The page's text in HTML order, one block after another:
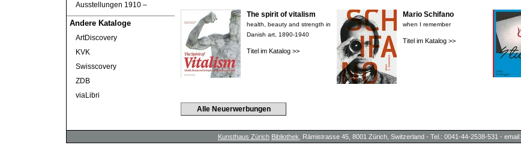
Ausstellungen 1910 ‒
Andere Kataloge
ArtDiscovery
KVK
Swisscovery
ZDB
viaLibri
The spirit of vitalism
health, beauty and strength in
Danish art, 1890-1940
Titel im Katalog >>
Mario Schifano
when I remember
Titel im Katalog >>
Alle Neuerwerbungen
Kunsthaus Zürich Bibliothek , Rämistrasse 45, 8001 Zürich, Switzerland - Tel.: 0041-44-2538-531 - email: